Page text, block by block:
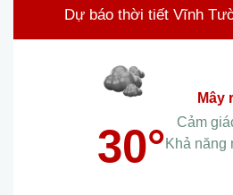
Dự báo thời tiết Vĩnh
30°
Cảm
Khả năng